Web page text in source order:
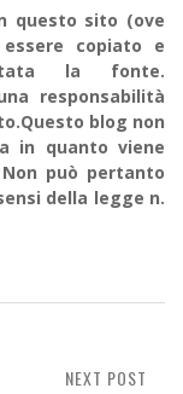
questo sito (ove
copiato e
la fonte.
responsabilità
blog non
in quanto viene
può pertanto
della legge n.
NEXT POST